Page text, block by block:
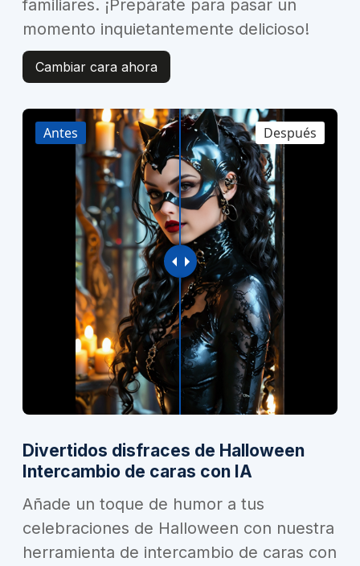
familiares. ¡Prepárate para pasar un
momento inquietantemente delicioso!
Cambiar cara ahora
Después
Antes
Divertidos disfraces de Halloween
Intercambio de caras con IA
Añade un toque de humor a tus
celebraciones de Halloween con nuestra
herramienta de intercambio de caras con